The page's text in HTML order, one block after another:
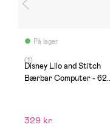
På lager
(1)
Disney Lilo and Stitch
Bærbar Computer - 62
329 kr